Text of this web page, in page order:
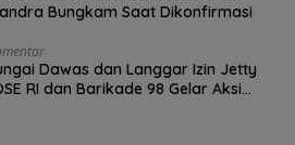
Bungkam Saat Dikonfirmasi
Dawas dan Langgar Izin Jetty
RI dan Barikade 98 Gelar Aksi